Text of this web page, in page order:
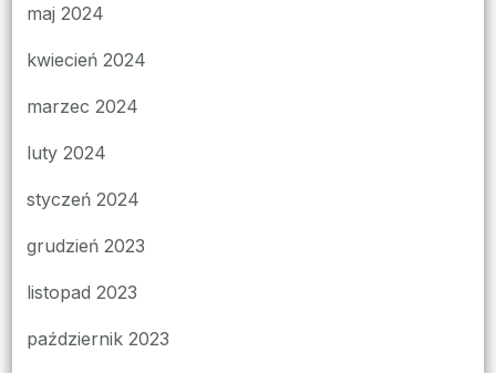
maj 2024
kwiecień 2024
marzec 2024
luty 2024
styczeń 2024
grudzień 2023
listopad 2023
październik 2023